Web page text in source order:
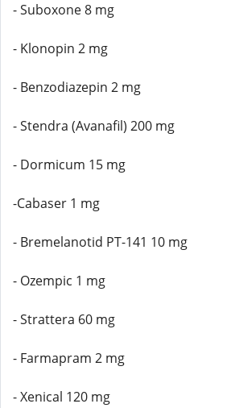
- Suboxone 8 mg
- Klonopin 2 mg
- Benzodiazepin 2 mg
- Stendra (Avanafil) 200 mg
- Dormicum 15 mg
-Cabaser 1 mg
- Bremelanotid PT-141 10 mg
- Ozempic 1 mg
- Strattera 60 mg
- Farmapram 2 mg
- Xenical 120 mg